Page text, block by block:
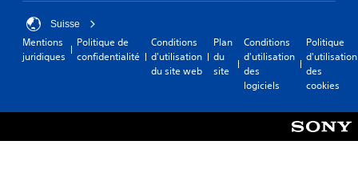
Suisse
Mentions
juridiques
Politique de
confidentialité
Conditions
d'utilisation
du site web
Plan
du
site
Conditions
d'utilisation
des
logiciels
Politique
d'utilisation
des
cookies